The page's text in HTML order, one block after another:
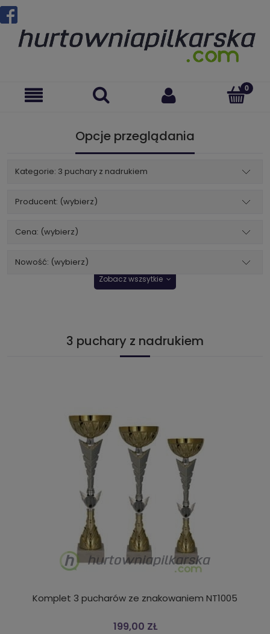
Opcje przeglądania
Kategorie: 3 puchary z nadrukiem
Producent: (wybierz)
Cena: (wybierz)
Nowość: (wybierz)
Zobacz wszsytkie
3 puchary z nadrukiem
Komplet 3 pucharów ze znakowaniem NT1005
199,00 ZŁ